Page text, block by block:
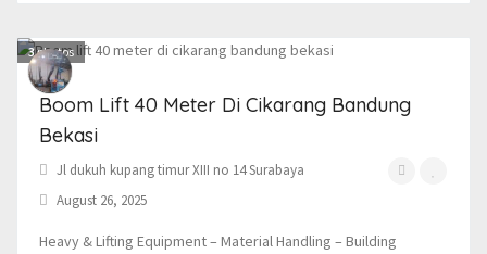
3photos
Boom Lift 40 Meter Di Cikarang Bandung
Bekasi
Jl dukuh kupang timur XIII no 14 Surabaya
August 26, 2025
Heavy & Lifting Equipment – Material Handling – Building